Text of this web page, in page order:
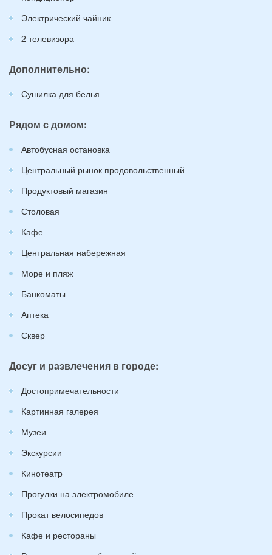
Электрический чайник
2 телевизора
Дополнительно:
Сушилка для белья
Рядом с домом:
Автобусная остановка
Центральный рынок продовольственный
Продуктовый магазин
Столовая
Кафе
Центральная набережная
Море и пляж
Банкоматы
Аптека
Сквер
Досуг и развлечения в городе:
Достопримечательности
Картинная галерея
Музеи
Экскурсии
Кинотеатр
Прогулки на электромобиле
Прокат велосипедов
Кафе и рестораны